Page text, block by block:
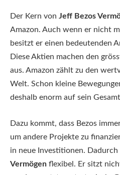
Der Kern von Jeff Bezos
Amazon. Auch wenn er nicht
besitzt er einen bedeutenden
Diese Aktien machen den
aus. Amazon zählt zu den
Welt. Schon kleine
deshalb enorm auf sein
Dazu kommt, dass Bezos
um andere Projekte zu
in neue Investitionen.
Vermögen flexibel. Er sitzt